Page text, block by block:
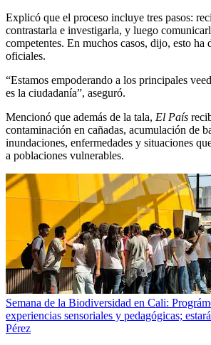
Explicó que el proceso incluye tres pasos:
contrastarla e investigarla, y luego
competentes. En muchos casos, dijo, esto ha
oficiales.
“Estamos empoderando a los principales
es la ciudadanía”, aseguró.
Mencionó que además de la tala, El País
contaminación en cañadas, acumulación de
inundaciones, enfermedades y situaciones
a poblaciones vulnerables.
Semana de la Biodiversidad en Cali:
experiencias sensoriales y pedagógicas;
Pérez